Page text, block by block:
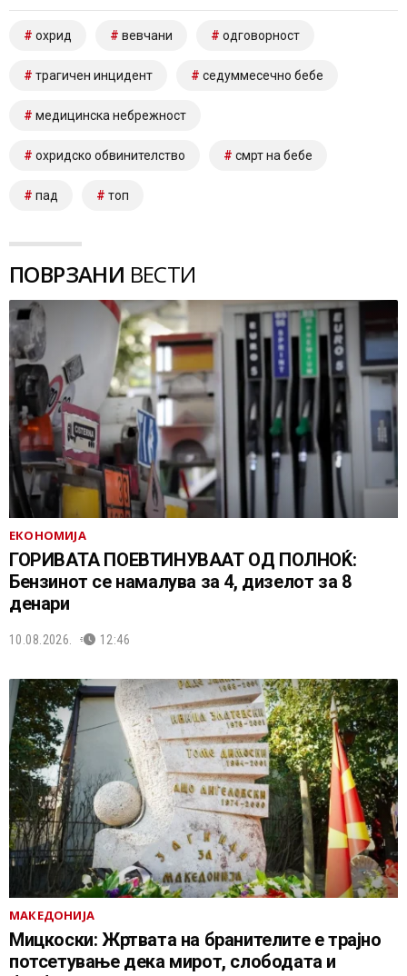
охрид вевчани одговорност
трагичен инцидент седуммесечно бебе
медицинска небрежност
охридско обвинителство смрт на бебе
пад топ
ПОВРЗАНИ ВЕСТИ
ЕКОНОМИЈА
ГОРИВАТА ПОЕВТИНУВААТ ОД ПОЛНОЌ:
Бензинот се намалува за 4, дизелот за 8
денари
10.08.2026. 12:46
МАКЕДОНИЈА
Мицкоски: Жртвата на бранителите е трајно
потсетување дека мирот, слободата и